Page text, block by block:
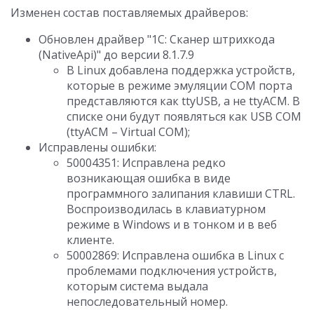
Изменен состав поставляемых драйверов:
Обновлен драйвер "1C: Сканер штрихкода
(NativeApi)" до версии 8.1.7.9
В Linux добавлена поддержка устройств,
которые в режиме эмуляции COM порта
представляются как ttyUSB, а не ttyACM. В
списке они будут появляться как USB COM
(ttyACM – Virtual COM);
Исправлены ошибки:
50004351: Исправлена редко
возникающая ошибка в виде
программного залипания клавиши CTRL.
Воспроизводилась в клавиатурном
режиме в Windows и в тонком и в веб
клиенте.
50002869: Исправлена ошибка в Linux с
проблемами подключения устройств,
которым система выдала
непоследовательный номер.